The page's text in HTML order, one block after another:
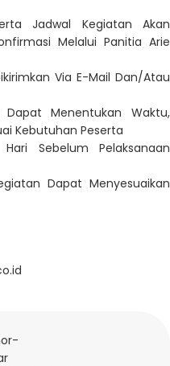
Jadwal Kegiatan Akan
Melalui Panitia Arie
Via E-Mail Dan/Atau
Menentukan Waktu,
Kebutuhan Peserta
Sebelum Pelaksanaan
Dapat Menyesuaikan